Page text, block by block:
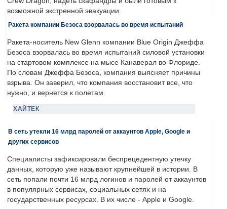
возможной экстренной эвакуации.
Ракета компании Безоса взорвалась во время испытаний
Ракета-носитель New Glenn компании Blue Origin Джеффа
Безоса взорвалась во время испытаний силовой установки
на стартовом комплексе на мысе Канаверал во Флориде.
По словам Джеффа Безоса, компания выясняет причины
взрыва. Он заверил, что компания восстановит все, что
нужно, и вернется к полетам.
ХАЙТЕК
В сеть утекли 16 млрд паролей от аккаунтов Apple, Google и
других сервисов
Специалисты зафиксировали беспрецедентную утечку
данных, которую уже называют крупнейшей в истории. В
сеть попали почти 16 млрд логинов и паролей от аккаунтов
в популярных сервисах, социальных сетях и на
государственных ресурсах. В их числе - Apple и Google.